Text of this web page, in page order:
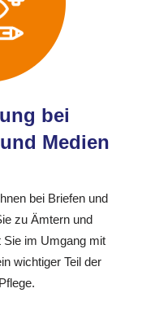
bei
Medien
bei Briefen und
zu Ämtern und
Sie im Umgang mit
wichtiger Teil der